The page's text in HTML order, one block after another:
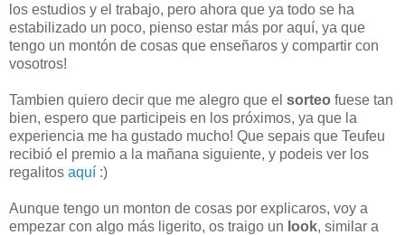
los estudios y el trabajo, pero ahora que ya todo se ha
estabilizado un poco, pienso estar más por aquí, ya que
tengo un montón de cosas que enseñaros y compartir con
vosotros!
Tambien quiero decir que me alegro que el sorteo fuese tan
bien, espero que participeis en los próximos, ya que la
experiencia me ha gustado mucho! Que sepais que Teufeu
recibió el premio a la mañana siguiente, y podeis ver los
regalitos aquí :)
Aunque tengo un monton de cosas por explicaros, voy a
empezar con algo más ligerito, os traigo un look, similar a